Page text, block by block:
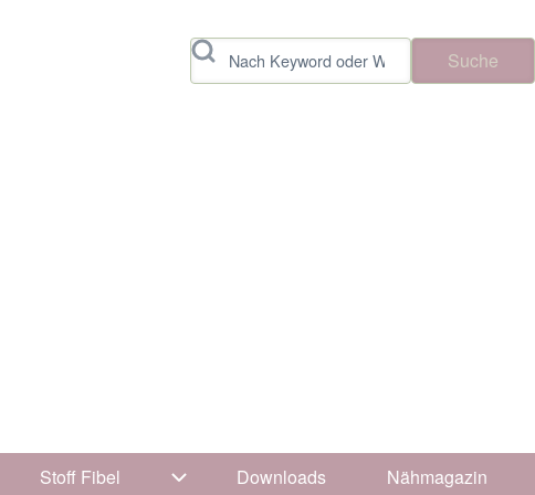
Suche
von Tipps & Tricks
Stoff Fibel Unternavigation von Stoff Fibel
Downloads Nähmagazin